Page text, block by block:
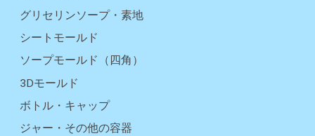
グリセリンソープ・素地
シートモールド
ソープモールド（四角）
3Dモールド
ボトル・キャップ
ジャー・その他の容器